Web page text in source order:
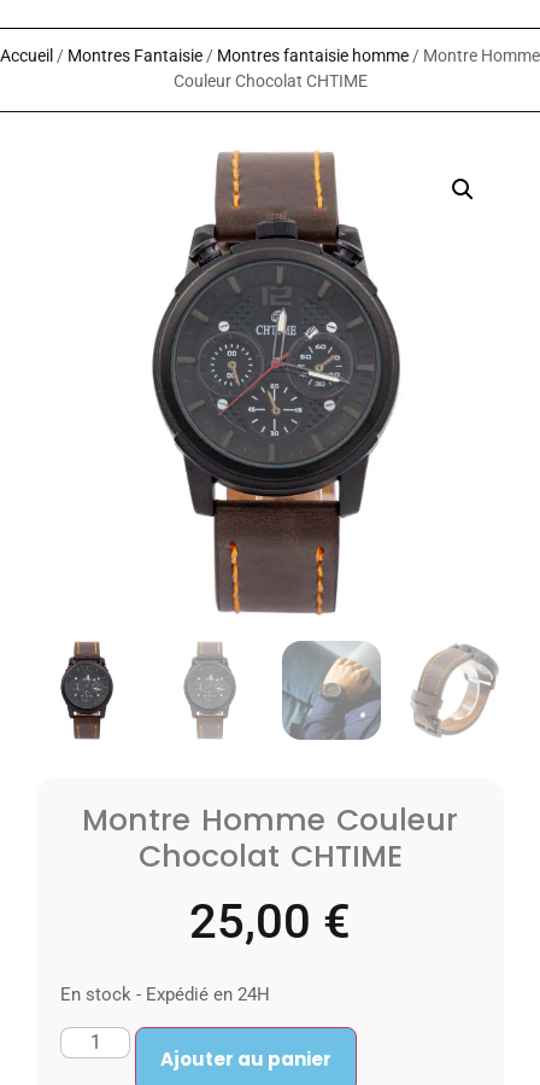
Accueil / Montres Fantaisie / Montres fantaisie homme / Montre Homme
Couleur Chocolat CHTIME
Montre Homme Couleur
Chocolat CHTIME
25,00 €
En stock - Expédié en 24H
Ajouter au panier